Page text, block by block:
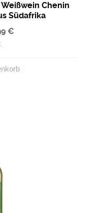
Chenin
Südafrika
€